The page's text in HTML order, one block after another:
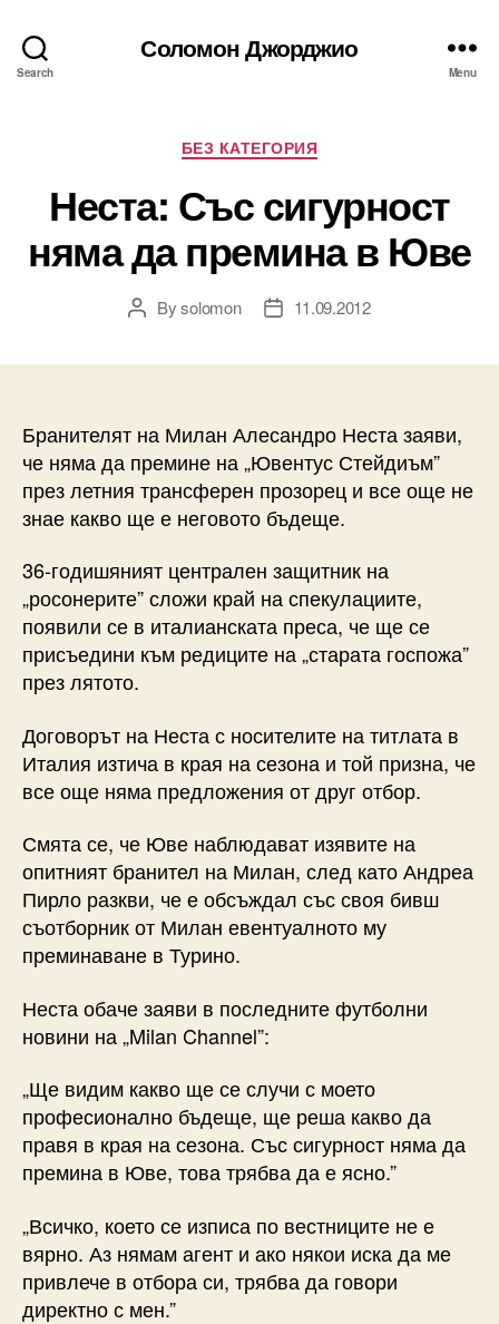
Search
Соломон Джорджио
Menu
Categories
БЕЗ КАТЕГОРИЯ
Неста: Със сигурност
няма да премина в Юве
PostBysolomon
Post11.09.2012
Бранителят на Милан Алесандро Неста заяви,
че няма да премине на „Ювентус Стейдиъм”
през летния трансферен прозорец и все още не
знае какво ще е неговото бъдеще.
36-годишяният централен защитник на
„росонерите” сложи край на спекулациите,
появили се в италианската преса, че ще се
присъедини към редиците на „старата госпожа”
през лятото.
Договорът на Неста с носителите на титлата в
Италия изтича в края на сезона и той призна, че
все още няма предложения от друг отбор.
Смята се, че Юве наблюдават изявите на
опитният бранител на Милан, след като Андреа
Пирло разкви, че е обсъждал със своя бивш
съотборник от Милан евентуалното му
преминаване в Турино.
Неста обаче заяви в последните футболни
новини на „Milan Channel”:
„Ще видим какво ще се случи с моето
професионално бъдеще, ще реша какво да
правя в края на сезона. Със сигурност няма да
премина в Юве, това трябва да е ясно.”
„Всичко, което се изписа по вестниците не е
вярно. Аз нямам агент и ако някои иска да ме
привлече в отбора си, трябва да говори
директно с мен.”